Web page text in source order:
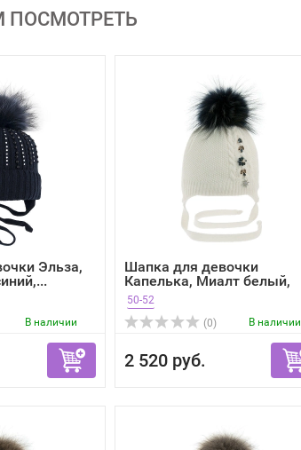
ПОСМОТРЕТЬ
Эльза,
В наличии
Шапка для девочки
Капелька, Миалт белый,
зима
50-52
(0)
В наличии
2 520 руб.